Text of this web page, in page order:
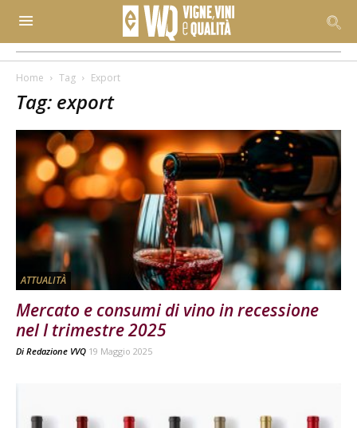
Home Tag Export
Tag: export
ATTUALITÀ
Mercato e consumi di vino in recessione
nel I trimestre 2025
Di Redazione VVQ 19 Maggio 2025